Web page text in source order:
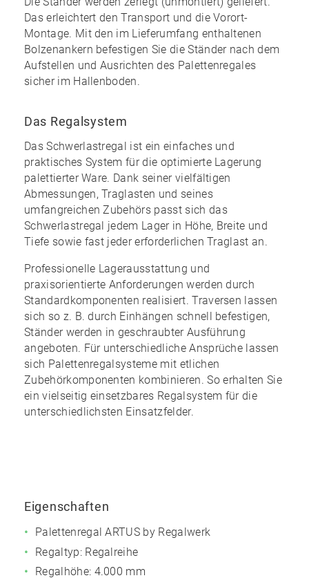
Das erleichtert den Transport und die Vorort-
Montage. Mit den im Lieferumfang enthaltenen
Bolzenankern befestigen Sie die Ständer nach dem
Aufstellen und Ausrichten des Palettenregales
sicher im Hallenboden.
Das Regalsystem
Das Schwerlastregal ist ein einfaches und
praktisches System für die optimierte Lagerung
palettierter Ware. Dank seiner vielfältigen
Abmessungen, Traglasten und seines
umfangreichen Zubehörs passt sich das
Schwerlastregal jedem Lager in Höhe, Breite und
Tiefe sowie fast jeder erforderlichen Traglast an.
Professionelle Lagerausstattung und
praxisorientierte Anforderungen werden durch
Standardkomponenten realisiert. Traversen lassen
sich so z. B. durch Einhängen schnell befestigen,
Ständer werden in geschraubter Ausführung
angeboten. Für unterschiedliche Ansprüche lassen
sich Palettenregalsysteme mit etlichen
Zubehörkomponenten kombinieren. So erhalten Sie
einvielseitig einsetzbares Regalsystem für die
unterschiedlichsten Einsatzfelder.
Eigenschaften
Palettenregal ARTUS by Regalwerk
Regaltyp: Regalreihe
Regalhöhe: 4.000 mm